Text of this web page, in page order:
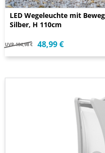
LED Wegeleuchte mit
Silber, H 110cm
UVP 104,98 € 48,99 €